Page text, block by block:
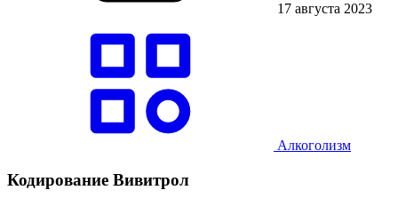
17 августа 2023
Алкоголизм
Кодирование Вивитрол